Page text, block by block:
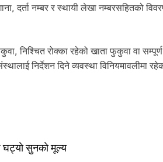
दर्ता नम्बर र स्थायी लेखा नम्बरसहितको
निश्चित रोक्का रहेको खाता फुकुवा वा
निर्देशन दिने व्यवस्था विनियमावलीमा
घट्याे सुनकाे मूल्य